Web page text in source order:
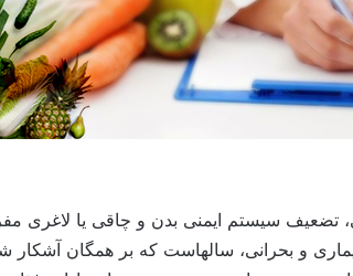
سیستم ایمنی بدن و چاقی یا لاغری
و بحرانی، سالهاست که بر همگان